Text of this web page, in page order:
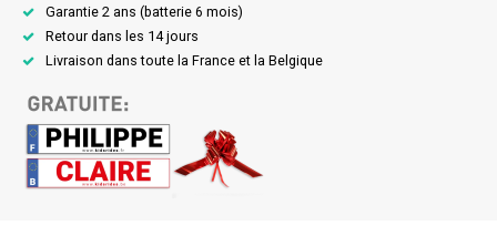
Garantie 2 ans (batterie 6 mois)
Retour dans les 14 jours
Livraison dans toute la France et la Belgique